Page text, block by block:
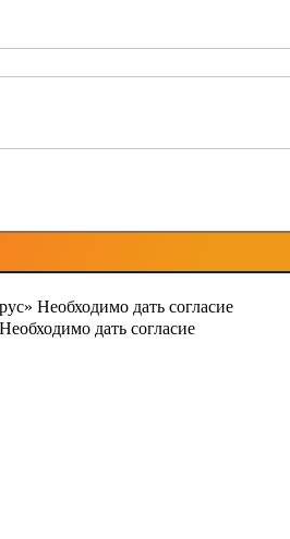
Необходимо дать согласие
Необходимо дать согласие